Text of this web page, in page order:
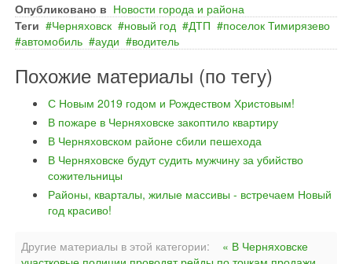
Опубликовано в Новости города и района
Теги
Черняховск новый год ДТП
поселок Тимирязево
автомобиль
ауди водитель
Похожие материалы (по тегу)
С Новым 2019 годом и Рождеством Христовым!
В пожаре в Черняховске закоптило квартиру
В Черняховском районе сбили пешехода
В Черняховске будут судить мужчину за убийство
сожительницы
Районы, кварталы, жилые массивы - встречаем Новый
год красиво!
Другие материалы в этой категории:
« В Черняховске